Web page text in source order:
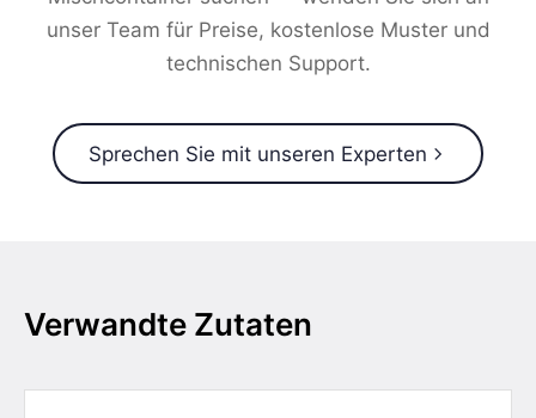
unser Team für Preise, kostenlose Muster und
technischen Support.
Sprechen Sie mit unseren Experten
Verwandte Zutaten